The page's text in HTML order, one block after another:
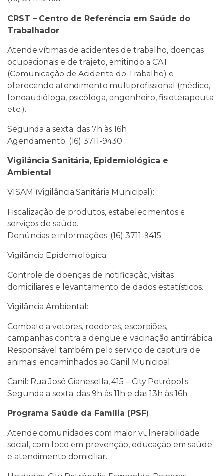
CRST – Centro de Referência em Saúde do
Trabalhador
Atende vítimas de acidentes de trabalho, doenças
ocupacionais e de trajeto, emitindo a CAT
(Comunicação de Acidente do Trabalho) e
oferecendo atendimento multiprofissional (médico,
fonoaudióloga, psicóloga, engenheiro, fisioterapeuta
etc.).
Segunda a sexta, das 7h às 16h
Agendamento: (16) 3711-9430
Vigilância Sanitária, Epidemiológica e
Ambiental
VISAM (Vigilância Sanitária Municipal):
Fiscalização de produtos, estabelecimentos e
serviços de saúde.
Denúncias e informações: (16) 3711-9415
Vigilância Epidemiológica:
Controle de doenças de notificação, visitas
domiciliares e levantamento de dados estatísticos.
Vigilância Ambiental:
Combate a vetores, roedores, escorpiões,
campanhas contra a dengue e vacinação antirrábica.
Responsável também pelo serviço de captura de
animais, encaminhados ao Canil Municipal.
Canil: Rua José Gianesella, 415 – City Petrópolis
Segunda a sexta, das 9h às 11h e das 13h às 16h
Programa Saúde da Família (PSF)
Atende comunidades com maior vulnerabilidade
social, com foco em prevenção, educação em saúde
e atendimento domiciliar.